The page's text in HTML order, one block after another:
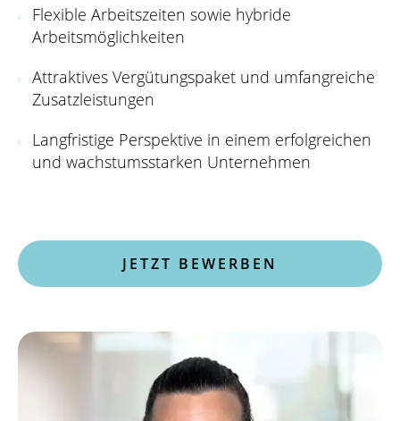
Flexible Arbeitszeiten sowie hybride
Arbeitsmöglichkeiten
Attraktives Vergütungspaket und umfangreiche
Zusatzleistungen
Langfristige Perspektive in einem erfolgreichen
und wachstumsstarken Unternehmen
JETZT BEWERBEN